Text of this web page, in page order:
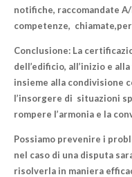
notifiche, raccomandate
competenze,
Conclusione: La
dell’edificio, all’inizio e
insieme alla condivisione
l’insorgere di situazioni
rompere l’armonia e la
Possiamo prevenire i
nel caso di una disputa
risolverla in maniera